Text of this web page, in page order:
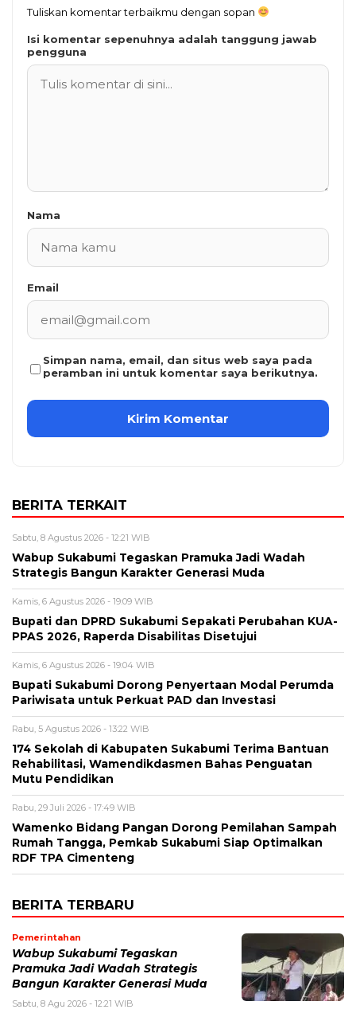
Tuliskan komentar terbaikmu dengan sopan
Isi komentar sepenuhnya adalah tanggung jawab
pengguna
Nama
Email
Simpan nama, email, dan situs web saya pada
peramban ini untuk komentar saya berikutnya.
BERITA TERKAIT
Sabtu, 8 Agustus 2026 - 12:21 WIB
Wabup Sukabumi Tegaskan Pramuka Jadi Wadah
Strategis Bangun Karakter Generasi Muda
Kamis, 6 Agustus 2026 - 19:09 WIB
Bupati dan DPRD Sukabumi Sepakati Perubahan KUA-
PPAS 2026, Raperda Disabilitas Disetujui
Kamis, 6 Agustus 2026 - 19:04 WIB
Bupati Sukabumi Dorong Penyertaan Modal Perumda
Pariwisata untuk Perkuat PAD dan Investasi
Rabu, 5 Agustus 2026 - 13:22 WIB
174 Sekolah di Kabupaten Sukabumi Terima Bantuan
Rehabilitasi, Wamendikdasmen Bahas Penguatan
Mutu Pendidikan
Rabu, 29 Juli 2026 - 17:49 WIB
Wamenko Bidang Pangan Dorong Pemilahan Sampah
Rumah Tangga, Pemkab Sukabumi Siap Optimalkan
RDF TPA Cimenteng
BERITA TERBARU
Pemerintahan
Wabup Sukabumi Tegaskan
Pramuka Jadi Wadah Strategis
Bangun Karakter Generasi Muda
Sabtu, 8 Agu 2026 - 12:21 WIB